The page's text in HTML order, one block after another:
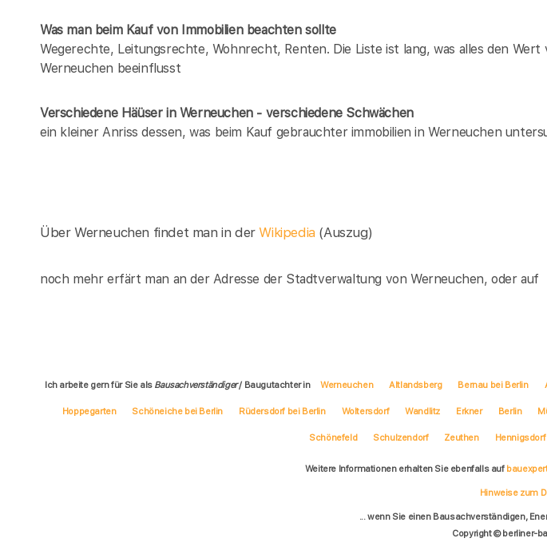
Was man beim Kauf von Immobilien beachten sollte
Wegerechte, Leitungsrechte, Wohnrecht, Renten. Die Liste ist lang, was alles den Wert
Werneuchen beeinflusst
Verschiedene Häüser in Werneuchen - verschiedene Schwächen
ein kleiner Anriss dessen, was beim Kauf gebrauchter immobilien in Werneuchen
Über Werneuchen findet man in derWikipedia (Auszug)
noch mehr erfärt man an der Adresse der Stadtverwaltung von Werneuchen, oder auf
Ich arbeite gern für Sie als Bausachverständiger/ Baugutachter in Werneuchen Altlandsberg Bernau bei Berlin
Hoppegarten Schöneiche bei Berlin Rüdersdorf bei Berlin Woltersdorf Wandlitz Erkner Berlin
Schönefeld Schulzendorf Zeuthen Hennigsdorf
Weitere Informationen erhalten Sie ebenfalls auf
Hinweise zum
... wenn Sie einen Bausachverständigen,
Copyright © berliner-